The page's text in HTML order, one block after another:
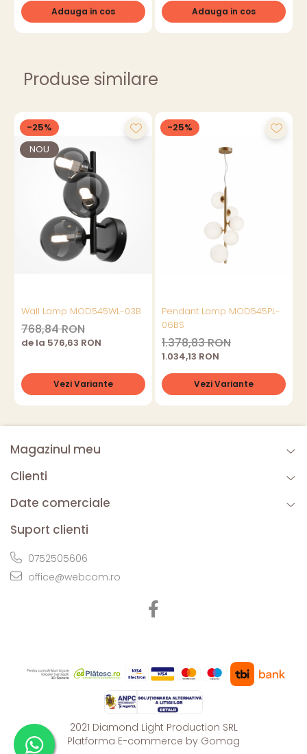
Adauga in cos Adauga in cos
Produse similare
-25%
NOU
Wall Lamp MOD545WL-03B
768,84 RON
de la 576,63 RON
Vezi Variante
-25%
Pendant Lamp MOD545PL-
06BS
1.378,83 RON
1.034,13 RON
Vezi Variante
Magazinul meu
Clienti
Date comerciale
Suport clienti
0752505606
office@webcom.ro
2021 Diamond Light Production SRL
Platforma E-commerce by Gomag